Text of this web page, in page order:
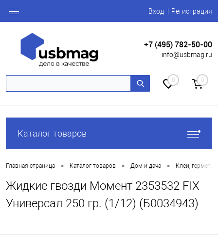
Вход Регистрация
+7 (495) 782-50-00
info@usbmag.ru
0 0
Каталог товаров
Главная страница • Каталог товаров • Дом и дача • Клеи,
Жидкие гвозди Момент 2353532 FIX
Универсал 250 гр. (1/12) (Б0034943)